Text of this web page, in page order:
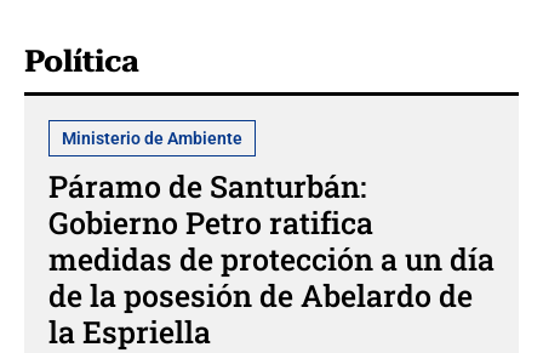
Política
Ministerio de Ambiente
Páramo de Santurbán:
Gobierno Petro ratifica
medidas de protección a un día
de la posesión de Abelardo de
la Espriella